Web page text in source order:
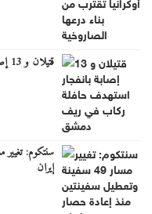
قتيلان و 13 إصابة بانفجار استهدف حافلة ركاب في ريف دمشق
إيران